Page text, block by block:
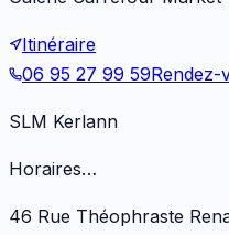
Itinéraire
06 95 27 99 59Rendez-
SLM Kerlann
Horaires…
46 Rue Théophraste